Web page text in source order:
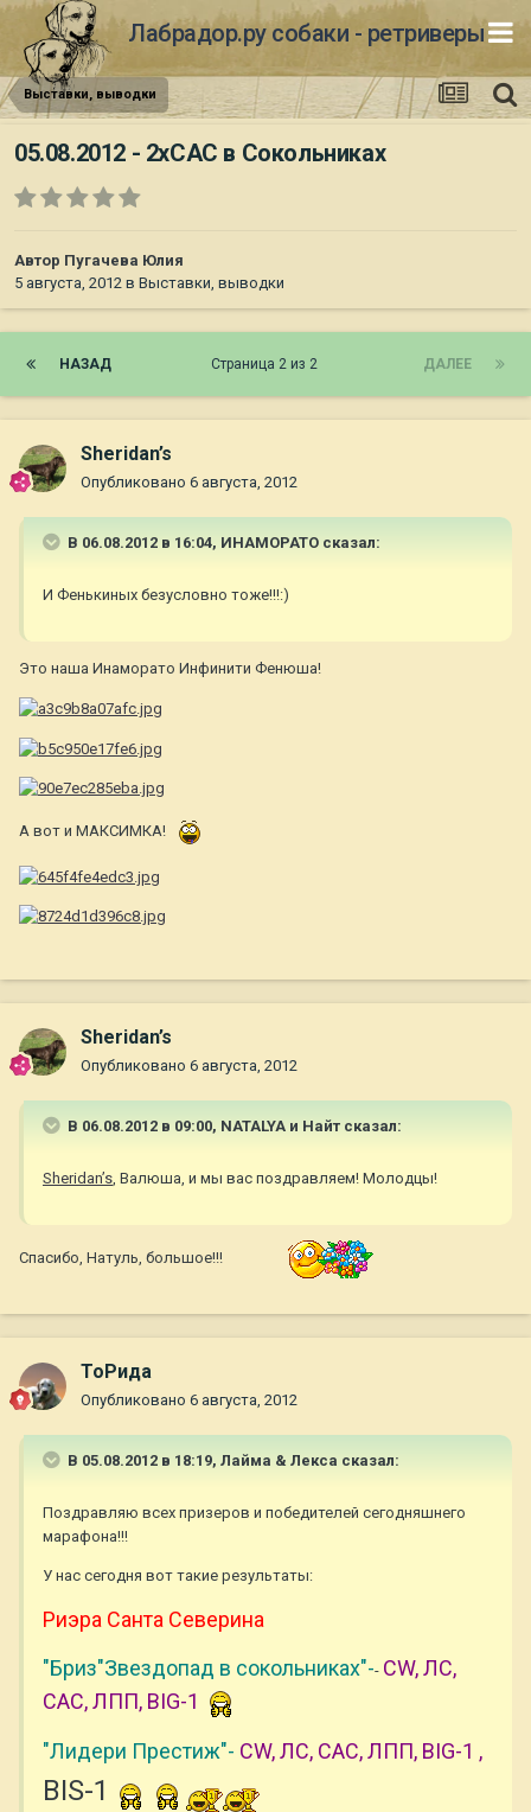
Лабрадор.ру собаки - ретриверы
Выставки, выводки
05.08.2012 - 2хСАС в Сокольниках
Автор Пугачева Юлия
5 августа, 2012 в Выставки, выводки
НАЗАД ДАЛЕЕ
Страница 2 из 2
Sheridan’s
Опубликовано 6 августа, 2012
В 06.08.2012 в 16:04, ИНАМОРАТО сказал:
И Фенькиных безусловно тоже!!!:)
Это наша Инаморато Инфинити Фенюша!
А вот и МАКСИМКА!
Sheridan’s
Опубликовано 6 августа, 2012
В 06.08.2012 в 09:00, NATALYA и Найт сказал:
Sheridan’s, Валюша, и мы вас поздравляем! Молодцы!
Спасибо, Натуль, большое!!!
ТоРида
Опубликовано 6 августа, 2012
В 05.08.2012 в 18:19, Лайма & Лекса сказал:
Поздравляю всех призеров и победителей сегодняшнего
марафона!!!
У нас сегодня вот такие результаты:
Риэра Санта Северина
"Бриз"Звездопад в сокольниках"-- CW, ЛС,
САС, ЛПП, BIG-1
"Лидери Престиж"- CW, ЛС, САС, ЛПП, BIG-1 ,
BIS-1